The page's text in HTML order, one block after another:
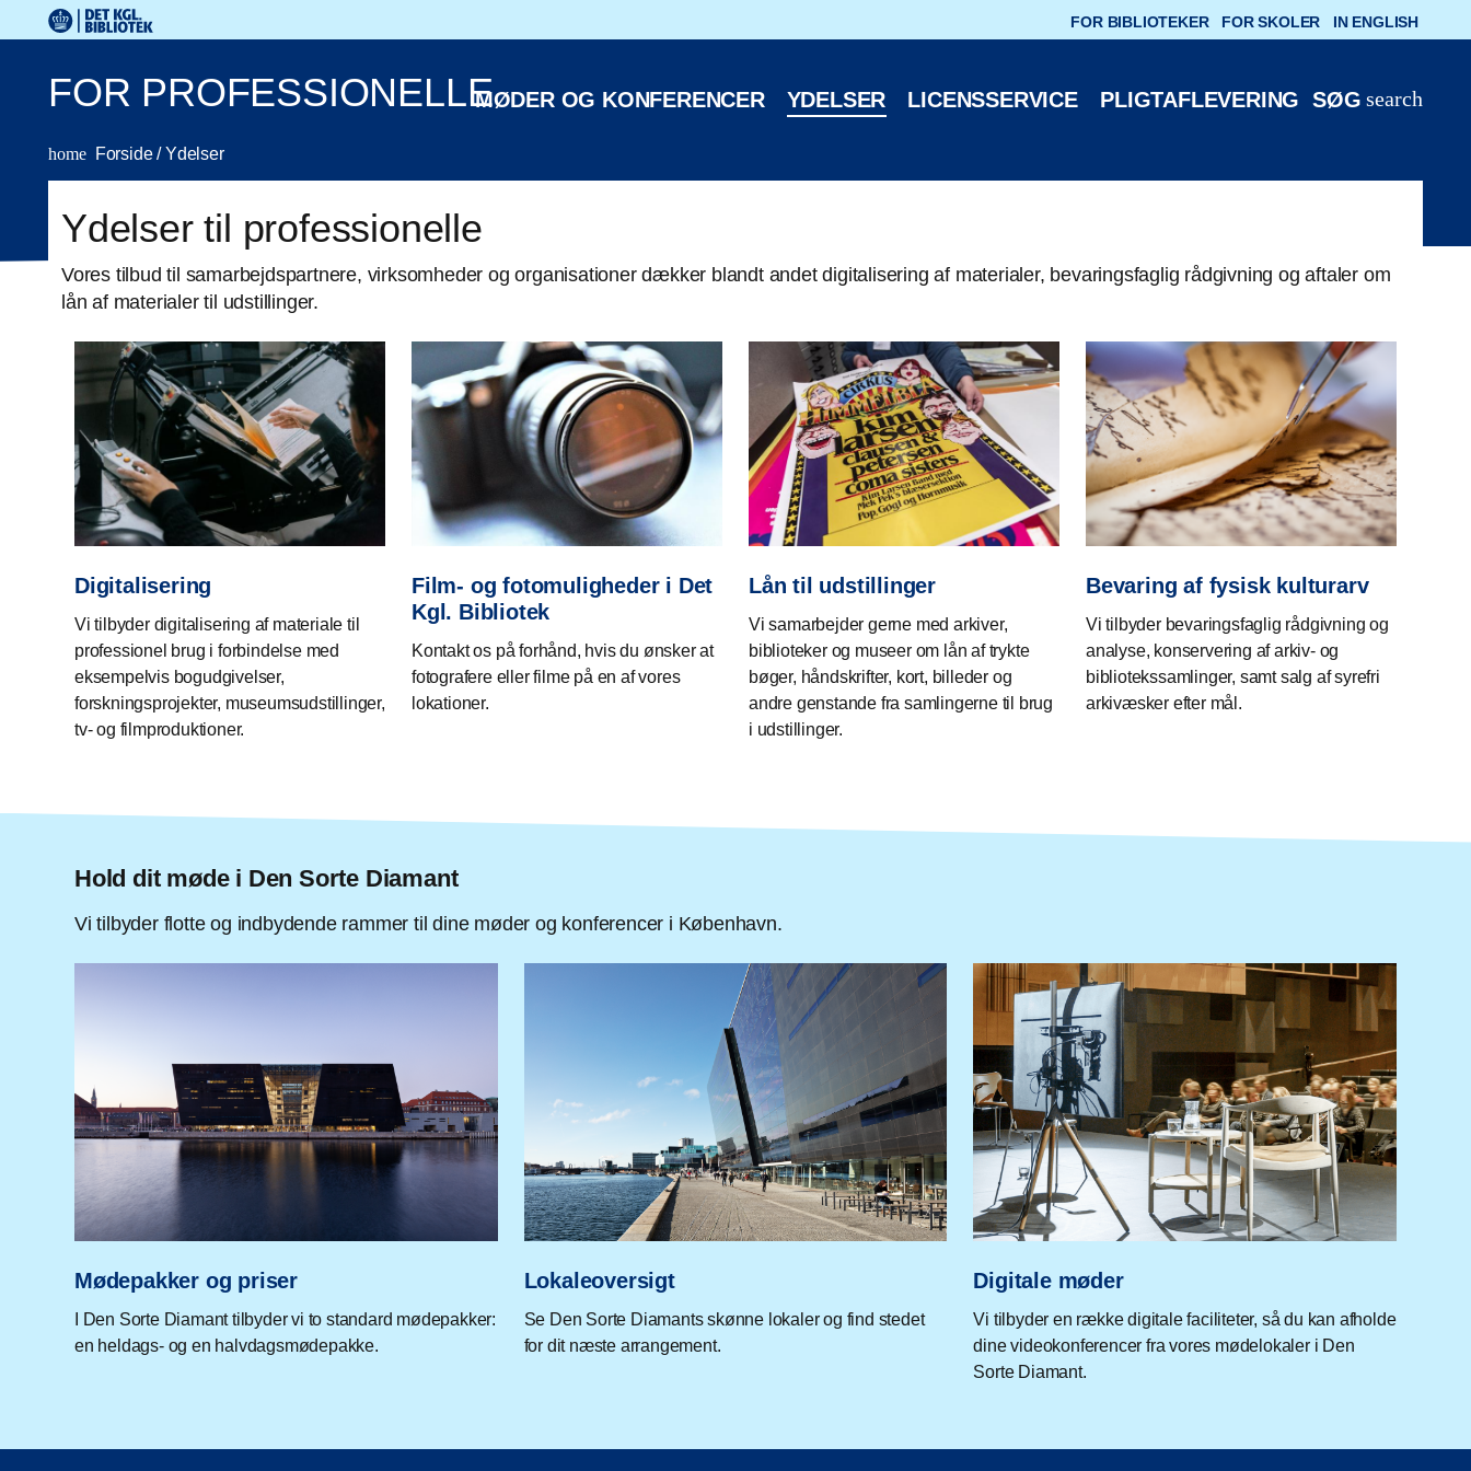
Gå til hovedindholdet
Change language to English
Det Kongelige Biblioteks logo. Gå til Det Kongelige Biblioteks hjemmeside
FOR PROFESSIONELLEMØDER OG KONFERENCER YDELSER LICENSSERVICE PLIGTAFLEVERING search
SØG
FOR BIBLIOTEKER FOR SKOLER IN ENGLISH
home Forside/ Ydelser
Ydelser til professionelle
Vores tilbud til samarbejdspartnere, virksomheder og organisationer dækker blandt andet digitalisering af materialer, bevaringsfaglig rådgivning og aftaler om
lån af materialer til udstillinger.
Digitalisering
Vi tilbyder digitalisering af materiale til
professionel brug i forbindelse med
eksempelvis bogudgivelser,
forskningsprojekter, museumsudstillinger,
tv- og filmproduktioner.
Film- og fotomuligheder i Det
Kgl. Bibliotek
Kontakt os på forhånd, hvis du ønsker at
fotografere eller filme på en af vores
lokationer.
Lån til udstillinger
Vi samarbejder gerne med arkiver,
biblioteker og museer om lån af trykte
bøger, håndskrifter, kort, billeder og
andre genstande fra samlingerne til brug
i udstillinger.
Bevaring af fysisk kulturarv
Vi tilbyder bevaringsfaglig rådgivning og
analyse, konservering af arkiv- og
bibliotekssamlinger, samt salg af syrefri
arkivæsker efter mål.
Hold dit møde i Den Sorte Diamant
Vi tilbyder flotte og indbydende rammer til dine møder og konferencer i København.
Mødepakker og priser
I Den Sorte Diamant tilbyder vi to standard mødepakker:
en heldags- og en halvdagsmødepakke.
Lokaleoversigt
Se Den Sorte Diamants skønne lokaler og find stedet
for dit næste arrangement.
Digitale møder
Vi tilbyder en række digitale faciliteter, så du kan afholde
dine videokonferencer fra vores mødelokaler i Den
Sorte Diamant.